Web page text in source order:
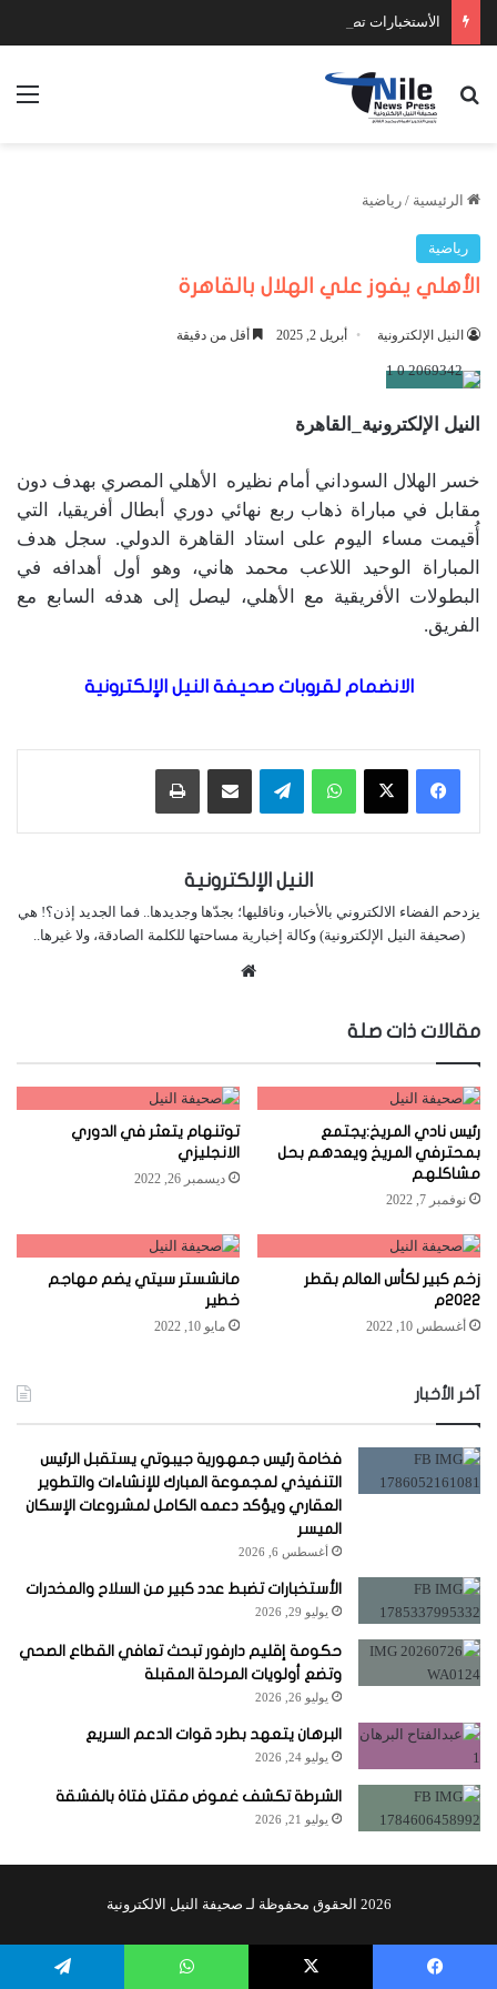
الأستخبارات تضبط عدد كبير من السلاح والمخدرات
بحث عن
الرئيسية / رياضية
رياضية
الأهلي يفوز علي الهلال بالقاهرة
النيل الإلكترونية أبريل 2, 2025 أقل من دقيقة
النيل الإلكترونية_القاهرة
خسر الهلال السوداني أمام نظيره الأهلي المصري بهدف دون
مقابل في مباراة ذهاب ربع نهائي دوري أبطال أفريقيا، التي
أُقيمت مساء اليوم على استاد القاهرة الدولي. سجل هدف
المباراة الوحيد اللاعب محمد هاني، وهو أول أهدافه في
البطولات الأفريقية مع الأهلي، ليصل إلى هدفه السابع مع
الفريق.
الانضمام لقروبات صحيفة النيل الإلكترونية
واتساب تيلقرام مشاركة عبر البريد طباعة
النيل الإلكترونية
يزدحم الفضاء الالكتروني بالأخبار، وناقليها؛ بجدّها وجديدها.. فما الجديد إذن؟! هي
(صحيفة النيل الإلكترونية) وكالة إخبارية مساحتها للكلمة الصادقة، ولا غيرها..
مقالات ذات صلة
رئيس نادي المريخ:يجتمع
بمحترفي المريخ ويعدهم بحل
مشاكلهم
نوفمبر 7, 2022
توتنهام يتعثر في الدوري
الانجليزي
ديسمبر 26, 2022
زخم كبير لكأس العالم بقطر
2022م
أغسطس 10, 2022
مانشستر سيتي يضم مهاجم
خطير
مايو 10, 2022
آخر الأخبار
فخامة رئيس جمهورية جيبوتي يستقبل الرئيس
التنفيذي لمجموعة المبارك للإنشاءات والتطوير
العقاري ويؤكد دعمه الكامل لمشروعات الإسكان
الميسر
أغسطس 6, 2026
الأستخبارات تضبط عدد كبير من السلاح والمخدرات
يوليو 29, 2026
حكومة إقليم دارفور تبحث تعافي القطاع الصحي
وتضع أولويات المرحلة المقبلة
يوليو 26, 2026
البرهان يتعهد بطرد قوات الدعم السريع
يوليو 24, 2026
الشرطة تكشف غموض مقتل فتاة بالفشقة
يوليو 21, 2026
2026 الحقوق محفوظة لـ صحيفة النيل الالكترونية